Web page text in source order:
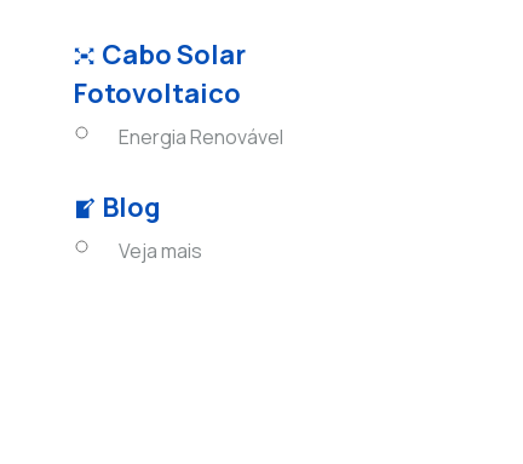
Cabo Solar
Fotovoltaico
Energia Renovável
Blog
Veja mais